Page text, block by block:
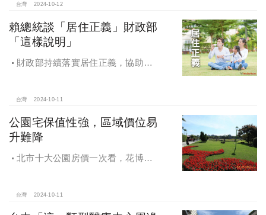
灣房產科技發展
台灣 2024-10-12
賴總統談「居住正義」財政部
「這樣說明」
財政部持續落實居住正義，協助經
台灣 2024-10-11
公園宅保值性強，區域價位易
升難降
北市十大公園房價一次看，花博年
台灣 2024-10-11